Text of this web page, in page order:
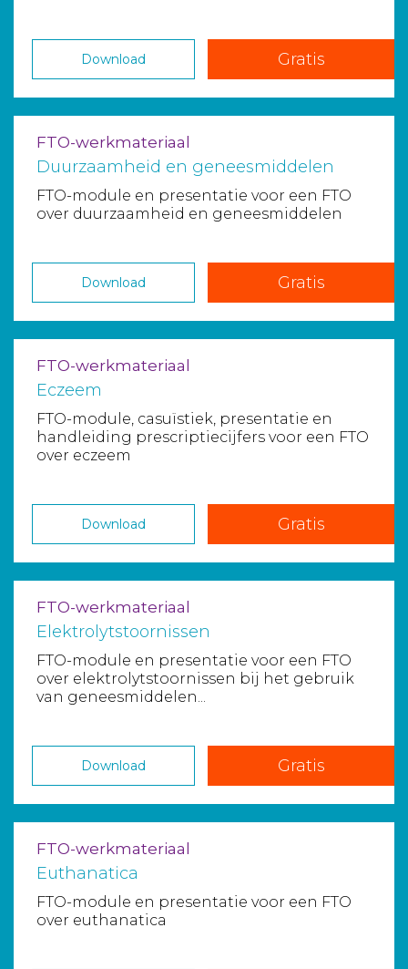
Download Gratis
FTO-werkmateriaal
Duurzaamheid en geneesmiddelen
FTO-module en presentatie voor een FTO
over duurzaamheid en geneesmiddelen
Download Gratis
FTO-werkmateriaal
Eczeem
FTO-module, casuïstiek, presentatie en
handleiding prescriptiecijfers voor een FTO
over eczeem
Download Gratis
FTO-werkmateriaal
Elektrolytstoornissen
FTO-module en presentatie voor een FTO
over elektrolytstoornissen bij het gebruik
van geneesmiddelen...
Download Gratis
FTO-werkmateriaal
Euthanatica
FTO-module en presentatie voor een FTO
over euthanatica